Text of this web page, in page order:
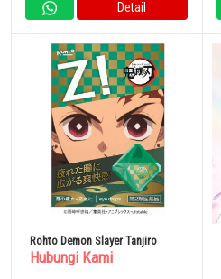
Detail
Rohto Demon Slayer Tanjiro
Hubungi Kami